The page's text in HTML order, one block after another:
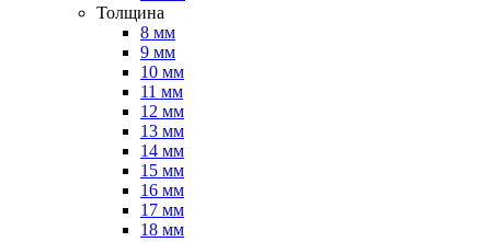
Толщина
8 мм
9 мм
10 мм
11 мм
12 мм
13 мм
14 мм
15 мм
16 мм
17 мм
18 мм